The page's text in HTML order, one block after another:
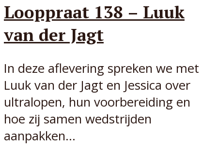
Looppraat 138 – Luuk
van der Jagt
In deze aflevering spreken we met
Luuk van der Jagt en Jessica over
ultralopen, hun voorbereiding en
hoe zij samen wedstrijden
aanpakken...